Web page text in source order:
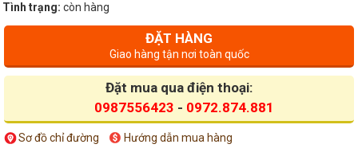
Tình trạng: còn hàng
ĐẶT HÀNG
Giao hàng tận nơi toàn quốc
Đặt mua qua điện thoại:
0987556423 - 0972.874.881
Sơ đồ chỉ đường Hướng dẫn mua hàng